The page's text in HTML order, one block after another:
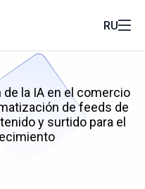
RU
la IA en el comercio
de feeds de
y surtido para el